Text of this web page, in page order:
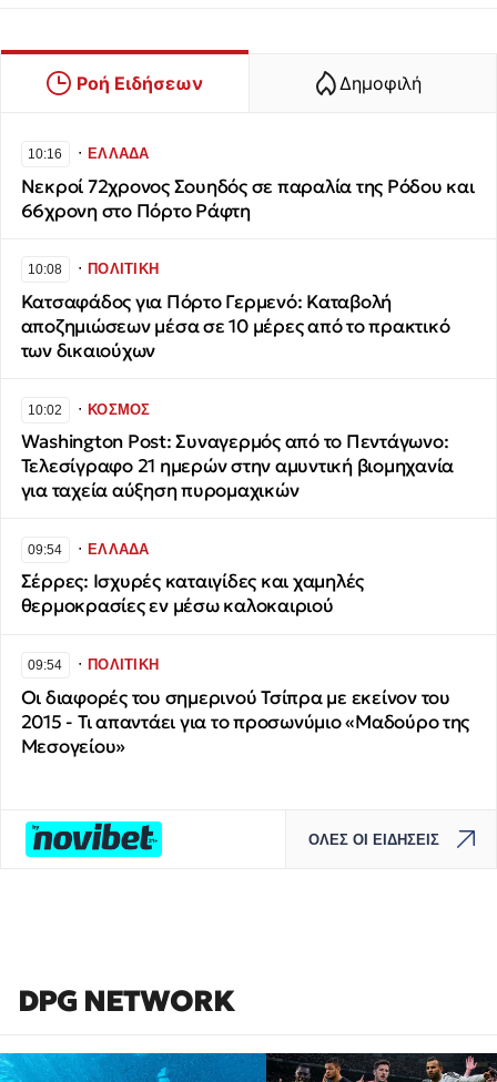
Ροή Ειδήσεων Δημοφιλή
10:16 ∙ΕΛΛΑΔΑ
Νεκροί 72χρονος Σουηδός σε παραλία της Ρόδου και
66χρονη στο Πόρτο Ράφτη
10:08 ∙ΠΟΛΙΤΙΚΗ
Κατσαφάδος για Πόρτο Γερμενό: Καταβολή
αποζημιώσεων μέσα σε 10 μέρες από το πρακτικό
των δικαιούχων
10:02 ∙ΚΟΣΜΟΣ
Washington Post: Συναγερμός από το Πεντάγωνο:
Τελεσίγραφο 21 ημερών στην αμυντική βιομηχανία
για ταχεία αύξηση πυρομαχικών
09:54 ∙ΕΛΛΑΔΑ
Σέρρες: Ισχυρές καταιγίδες και χαμηλές
θερμοκρασίες εν μέσω καλοκαιριού
09:54 ∙ΠΟΛΙΤΙΚΗ
Οι διαφορές του σημερινού Τσίπρα με εκείνον του
2015 - Τι απαντάει για το προσωνύμιο «Μαδούρο της
Μεσογείου»
ΟΛΕΣ ΟΙ ΕΙΔΗΣΕΙΣ
DPG NETWORK